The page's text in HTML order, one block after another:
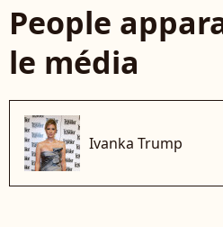
People
le média
Ivanka Trump